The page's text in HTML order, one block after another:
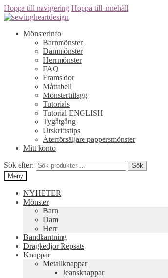
Hoppa till navigering Hoppa till innehåll
Mönsterinfo
Barnmönster
Dammönster
Herrmönster
FAQ
Framsidor
Måttabell
Mönstertillägg
Tutorials
Tutorial ENGLISH
Tygåtgång
Utskriftstips
Återförsäljare pappersmönster
Mitt konto
Sök efter:
Sök
Meny
NYHETER
Mönster
Barn
Dam
Herr
Bandkantning
Dragkedjor Repsats
Knappar
Metallknappar
Jeansknappar